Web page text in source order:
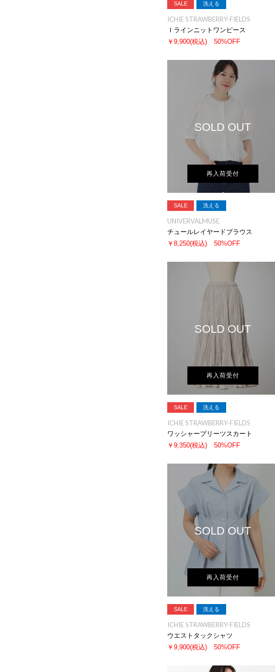
SALE 洗える
ICHIE STRAWBERRY-FIELDS
Ｉラインニットワンピース
￥9,900(税込) 50%OFF
SOLD OUT
再入荷受付
SALE 洗える
UNIVERVALMUSE
チュールレイヤードブラウス
￥8,250(税込) 50%OFF
SOLD OUT
再入荷受付
SALE 洗える
ICHIE STRAWBERRY-FIELDS
ワッシャープリーツスカート
￥9,350(税込) 50%OFF
SOLD OUT
再入荷受付
SALE 洗える
ICHIE STRAWBERRY-FIELDS
ウエストタックシャツ
￥9,900(税込) 50%OFF